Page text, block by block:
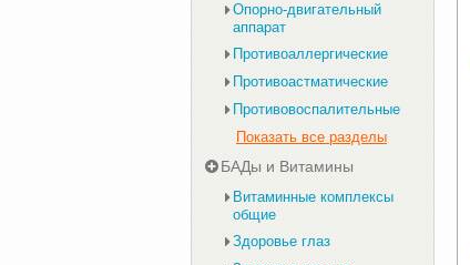
Опорно-двигательный
аппарат
Противоаллергические
Противоастматические
Противовоспалительные
Показать все разделы
БАДы и Витамины
Витаминные комплексы
общие
Здоровье глаз